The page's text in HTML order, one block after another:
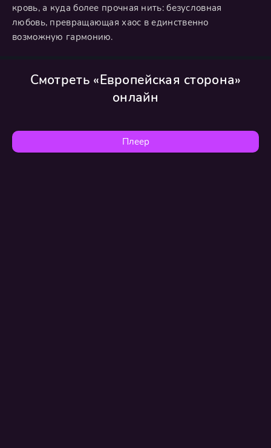
кровь, а куда более прочная нить: безусловная
любовь, превращающая хаос в единственно
возможную гармонию.
Смотреть «Европейская сторона»
онлайн
Плеер